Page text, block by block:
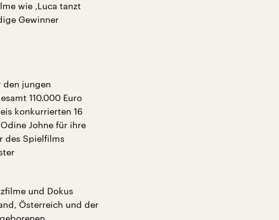
wie ‚Luca tanzt
Gewinner
den jungen
110.000 Euro
konkurrierten 16
Johne für ihre
des Spielfilms
und Dokus
Österreich und der